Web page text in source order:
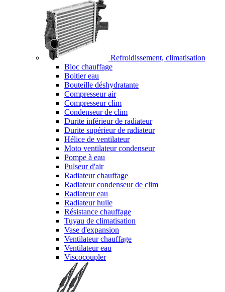
Refroidissement, climatisation
Bloc chauffage
Boitier eau
Bouteille déshydratante
Compresseur air
Compresseur clim
Condenseur de clim
Durite inférieur de radiateur
Durite supérieur de radiateur
Hélice de ventilateur
Moto ventilateur condenseur
Pompe à eau
Pulseur d'air
Radiateur chauffage
Radiateur condenseur de clim
Radiateur eau
Radiateur huile
Résistance chauffage
Tuyau de climatisation
Vase d'expansion
Ventilateur chauffage
Ventilateur eau
Viscocoupler